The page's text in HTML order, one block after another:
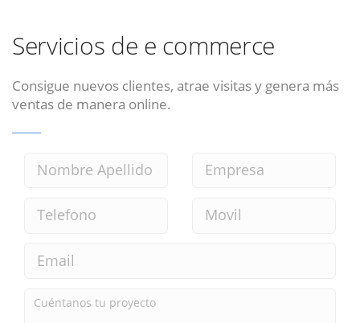
Servicios de e commerce
Consigue nuevos clientes, atrae visitas y genera más
ventas de manera online.